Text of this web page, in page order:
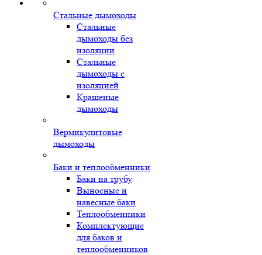
Стальные дымоходы
Стальные
дымоходы без
изоляции
Стальные
дымоходы с
изоляцией
Крашеные
дымоходы
Вермикулитовые
дымоходы
Баки и теплообменники
Баки на трубу
Выносные и
навесные баки
Теплообменники
Комплектующие
для баков и
теплообменников